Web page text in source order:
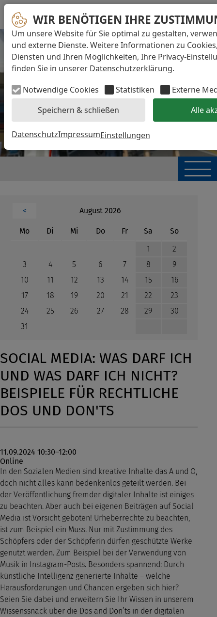
WIR BENÖTIGEN IHRE
Um unsere Website für Sie optimal zu gestalten,
und externe Dienste. Weitere Informationen zu
Diensten und Ihren Möglichkeiten, Ihre Privacy-
finden Sie in unserer Datenschutzerklärung.
Notwendige Cookies
Statistiken
Externe
Speichern & schließen
Alle
DatenschutzImpressumEinstellungen
< August 2026
Montag Di enstag
Mi ttwochDonnerstag
FreitagSa mstagSonntag
1
2
3
4 5 6 7 8
9
10
11 12 13 14 15
16
17
18 19 20 21 22
23
24
25 26 27 28 29
30
31
SOCIAL MEDIA: WAS DARF ICH
UND WAS DARF ICH NICHT?
BEISPIELE FÜR RECHTLICHE
DOS UND DON'TS
11.09.2024 10:30–12:00
Online
In den Sozialen Medien sind kreative Inhalte das A und O,
doch nicht alles kann bedenkenlos geteilt werden. Bei
der Veröffentlichung fremder digitaler Inhalte ist einiges
zu beachten. Aber auch bei eigenen Beiträgen auf Social
Media ist Vorsicht geboten! Urheberrechte zu beachten,
ist zum Beispiel ein Muss. Nur mit Zustimmung des
Schöpfers oder der Schöpferin dürfen geschützte Werke
genutzt werden. Zum Beispiel bei der Verwendung von
Musik in Instagram-Posts. Besonders spannend: Durch
künstliche Intelligenz generierte Inhalte – welche
Herausforderungen und Chancen ergeben sich hier?
Seien Sie dabei und erweitern Sie Ihr Wissen in unserem
Wissenssnack über die Dos and Don’ts in der digitalen